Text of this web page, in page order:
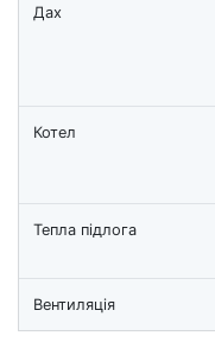
Дах
Котел
Тепла підлога
Вентиляція